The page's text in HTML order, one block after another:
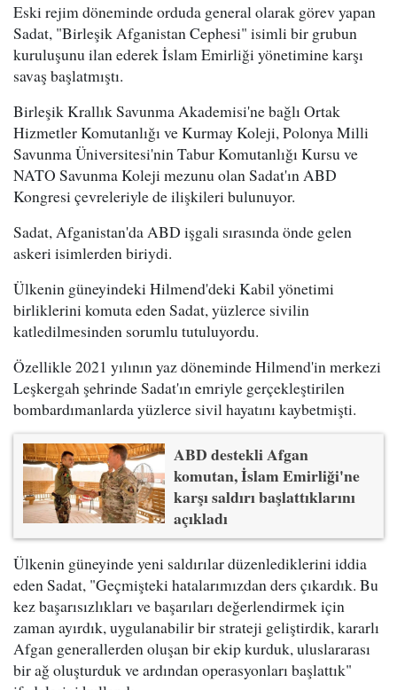
Eski rejim döneminde orduda general olarak görev yapan
Sadat, "Birleşik Afganistan Cephesi" isimli bir grubun
kuruluşunu ilan ederek İslam Emirliği yönetimine karşı
savaş başlatmıştı.
Birleşik Krallık Savunma Akademisi'ne bağlı Ortak
Hizmetler Komutanlığı ve Kurmay Koleji, Polonya Milli
Savunma Üniversitesi'nin Tabur Komutanlığı Kursu ve
NATO Savunma Koleji mezunu olan Sadat'ın ABD
Kongresi çevreleriyle de ilişkileri bulunuyor.
Sadat, Afganistan'da ABD işgali sırasında önde gelen
askeri isimlerden biriydi.
Ülkenin güneyindeki Hilmend'deki Kabil yönetimi
birliklerini komuta eden Sadat, yüzlerce sivilin
katledilmesinden sorumlu tutuluyordu.
Özellikle 2021 yılının yaz döneminde Hilmend'in merkezi
Leşkergah şehrinde Sadat'ın emriyle gerçekleştirilen
bombardımanlarda yüzlerce sivil hayatını kaybetmişti.
ABD destekli Afgan
komutan, İslam Emirliği'ne
karşı saldırı başlattıklarını
açıkladı
Ülkenin güneyinde yeni saldırılar düzenlediklerini iddia
eden Sadat, "Geçmişteki hatalarımızdan ders çıkardık. Bu
kez başarısızlıkları ve başarıları değerlendirmek için
zaman ayırdık, uygulanabilir bir strateji geliştirdik, kararlı
Afgan generallerden oluşan bir ekip kurduk, uluslararası
bir ağ oluşturduk ve ardından operasyonları başlattık"